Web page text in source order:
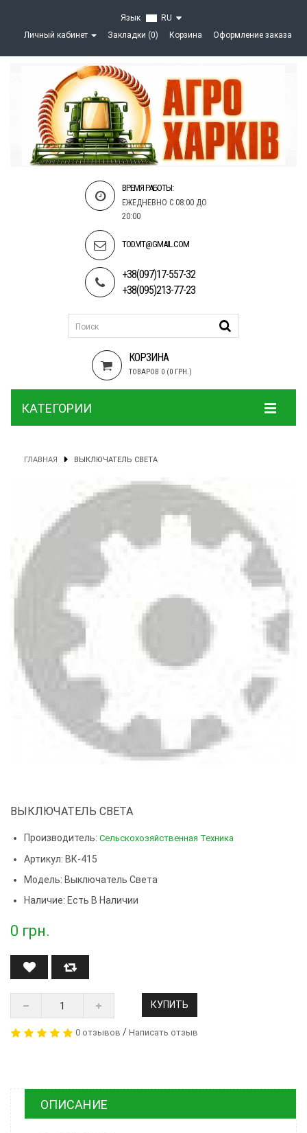
Язык
RU
Личный кабинет
Закладки (0) Корзина Оформление заказа
ВРЕМЯ РАБОТЫ:
ЕЖЕДНЕВНО С 08:00 ДО
20:00
TOD.VIT@GMAIL.COM
+38(097)17-557-32
+38(095)213-77-23
КОРЗИНА
ТОВАРОВ 0 (0 ГРН.)
КАТЕГОРИИ
ГЛАВНАЯ ВЫКЛЮЧАТЕЛЬ СВЕТА
ВЫКЛЮЧАТЕЛЬ СВЕТА
Производитель: Сельскохозяйственная Техника
Артикул: ВК-415
Модель: Выключатель Света
Наличие: Есть В Наличии
0 грн.
КУПИТЬ
0 отзывов / Написать отзыв
ОПИСАНИЕ